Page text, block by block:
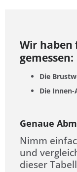
Wir haben
gemessen:
Die
Die
Genaue
Nimm
und
dieser